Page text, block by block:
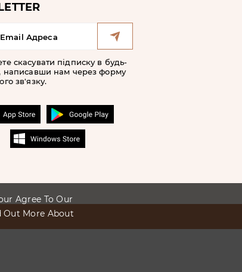
Agree To Our
Out More About
скасувати підписку в будь-
написавши нам через форму
зв'язку.